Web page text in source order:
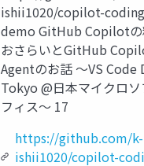
ishii1020/copilot-
demo GitHub Copilotの
おさらいとGitHub
Agentのお話 〜VS Code
Tokyo @日本マイクロ
フィス〜 17
https://github.com/k-
ishii1020/copilot-